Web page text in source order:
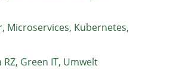
Microservices, Kubernetes,
Green IT, Umwelt